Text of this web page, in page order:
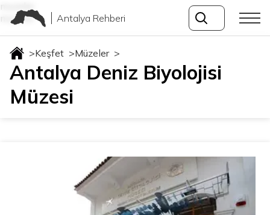
muzeler
muzeler
Antalya Rehberi
>Keşfet >Müzeler >
Antalya Deniz Biyolojisi
Müzesi